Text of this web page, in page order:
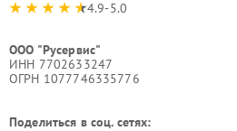
4.9-5.0
ООО "Русервис"
ИНН 7702633247
ОГРН 1077746335776
Поделиться в соц. сетях: